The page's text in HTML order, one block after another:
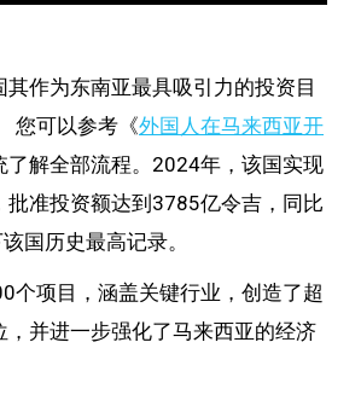
作为东南亚最具吸引力的投资目
您可以参考《外国人在马来西亚开
了解全部流程。2024年，该国实现
批准投资额达到3785亿令吉，同比
国历史最高记录。
个项目，涵盖关键行业，创造了超
，并进一步强化了马来西亚的经济